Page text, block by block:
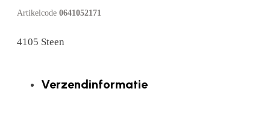
Artikelcode 0641052171
4105 Steen
Verzendinformatie